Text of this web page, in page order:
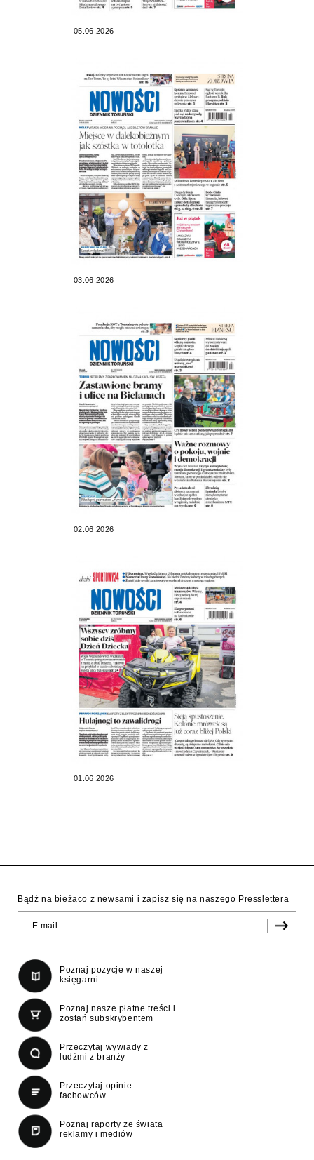
05.06.2026
03.06.2026
02.06.2026
01.06.2026
Bądź na bieżaco z newsami i zapisz się na naszego Presslettera
Poznaj pozycje w naszej
księgarni
Poznaj nasze płatne treści i
zostań subskrybentem
Przeczytaj wywiady z
ludźmi z branży
Przeczytaj opinie
fachowców
Poznaj raporty ze świata
reklamy i mediów